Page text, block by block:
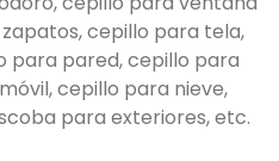
cepillo para tela,
para pared, cepillo para
cepillo para nieve,
para exteriores, etc.